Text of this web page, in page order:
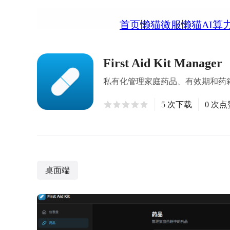
首页懒猫微服懒猫AI算
First Aid Kit Manager
私有化管理家庭药品、有效期和
5 次下载 0 次点
桌面端